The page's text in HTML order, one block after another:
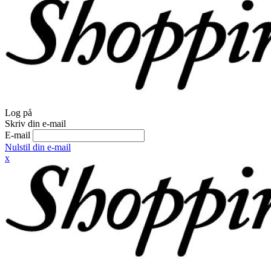
Log på
Skriv din e-mail
E-mail
Nulstil din e-mail
x